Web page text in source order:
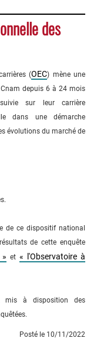
des
(OEC) mène une
Cnam depuis 6 à 24 mois
sur leur carrière
dans une démarche
évolutions du marché de
de ce dispositif national
de cette enquête
et « l'Observatoire à
mis à disposition des
Posté le 10/11/2022